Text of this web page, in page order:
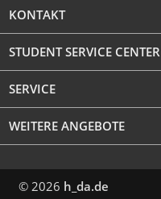
KONTAKT
STUDENT SERVICE CENTER
SERVICE
WEITERE ANGEBOTE
© 2026 h_da.de